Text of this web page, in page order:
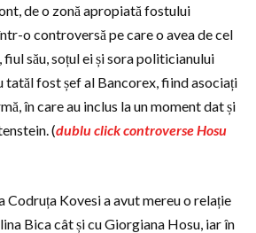
de o zonă apropiată fostului
o controversă pe care o avea de cel
fiul său, soțul ei și sora politicianului
tatăl fost șef al Bancorex, fiind asociați
în care au inclus la un moment dat și
(dublu click controverse Hosu
Codruța Kovesi a avut mereu o relație
Bica cât și cu Giorgiana Hosu, iar în